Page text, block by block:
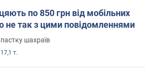
по 850 грн від мобільних
не так з цими повідомленнями
шахраїв
17,1 т.